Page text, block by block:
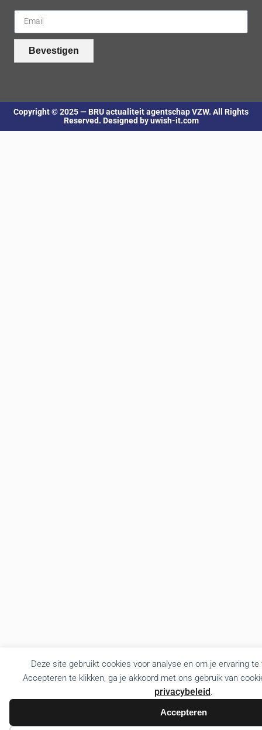
Deze site gebruikt cookies voor analyse en om je ervaring
Accepteren te klikken, ga je akkoord met ons gebruik van
privacybeleid.
Accepteren
Bevestigen
Copyright © 2025 — BRU actualiteit agentschap VZW. All Rights
Reserved. Designed by uwish-it.com